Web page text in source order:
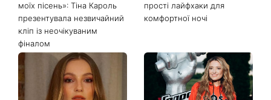
моїх пісень»: Тіна Кароль
презентувала незвичайний
кліп із неочікуваним
фіналом
прості лайфхаки для
комфортної ночі